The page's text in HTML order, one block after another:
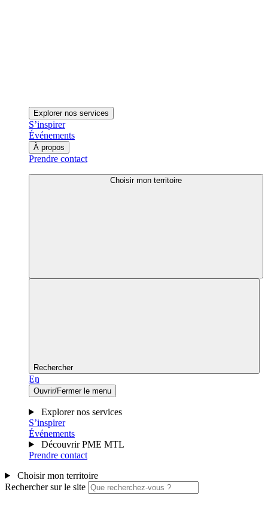
Explorer nos services
S’inspirer
Événements
À propos
Prendre contact
Choisir mon territoire
Rechercher
En
Ouvrir/Fermer le menu
Explorer nos services
S’inspirer
Événements
Découvrir PME MTL
Prendre contact
Choisir mon territoire
Rechercher sur le site